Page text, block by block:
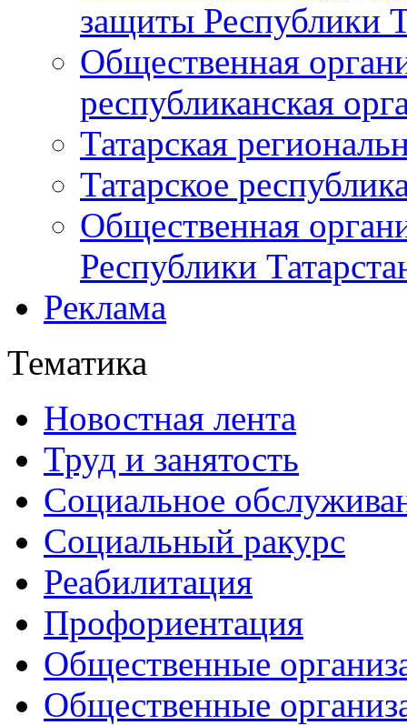
защиты Республики
Общественная
республиканская
Татарская
Татарское
Общественная
Республики
Реклама
Тематика
Новостная лента
Труд и занятость
Социальное
Социальный ракурс
Реабилитация
Профориентация
Общественные
Общественные